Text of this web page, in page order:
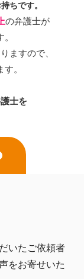
ちです。
の弁護士が
ますので、
。
士を
いたご依頼者
をお寄せいた